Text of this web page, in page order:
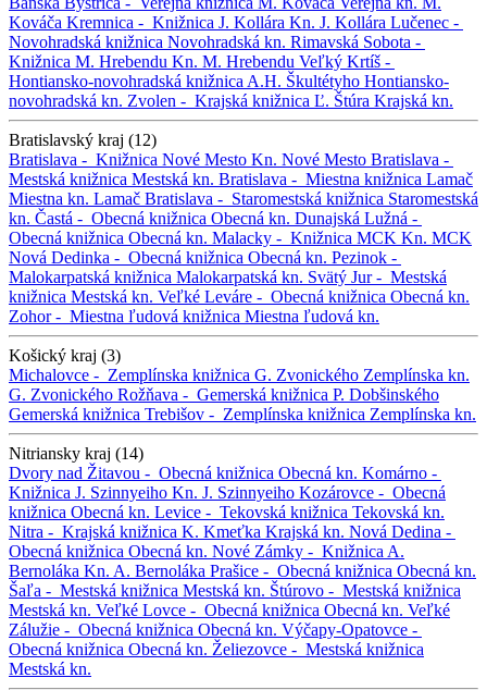
Kováča Kremnica - Knižnica J. Kollára Kn. J. Kollára Lučenec -
Novohradská knižnica Novohradská kn. Rimavská Sobota -
Knižnica M. Hrebendu Kn. M. Hrebendu Veľký Krtíš -
Hontiansko-novohradská knižnica A.H. Škultétyho Hontiansko-
novohradská kn. Zvolen - Krajská knižnica Ľ. Štúra Krajská kn.
Bratislavský kraj (12)
Bratislava - Knižnica Nové Mesto Kn. Nové Mesto Bratislava -
Mestská knižnica Mestská kn. Bratislava - Miestna knižnica Lamač
Miestna kn. Lamač Bratislava - Staromestská knižnica Staromestská
kn. Častá - Obecná knižnica Obecná kn. Dunajská Lužná -
Obecná knižnica Obecná kn. Malacky - Knižnica MCK Kn. MCK
Nová Dedinka - Obecná knižnica Obecná kn. Pezinok -
Malokarpatská knižnica Malokarpatská kn. Svätý Jur - Mestská
knižnica Mestská kn. Veľké Leváre - Obecná knižnica Obecná kn.
Zohor - Miestna ľudová knižnica Miestna ľudová kn.
Košický kraj (3)
Michalovce - Zemplínska knižnica G. Zvonického Zemplínska kn.
G. Zvonického Rožňava - Gemerská knižnica P. Dobšinského
Gemerská knižnica Trebišov - Zemplínska knižnica Zemplínska kn.
Nitriansky kraj (14)
Dvory nad Žitavou - Obecná knižnica Obecná kn. Komárno -
Knižnica J. Szinnyeiho Kn. J. Szinnyeiho Kozárovce - Obecná
knižnica Obecná kn. Levice - Tekovská knižnica Tekovská kn.
Nitra - Krajská knižnica K. Kmeťka Krajská kn. Nová Dedina -
Obecná knižnica Obecná kn. Nové Zámky - Knižnica A.
Bernoláka Kn. A. Bernoláka Prašice - Obecná knižnica Obecná kn.
Šaľa - Mestská knižnica Mestská kn. Štúrovo - Mestská knižnica
Mestská kn. Veľké Lovce - Obecná knižnica Obecná kn. Veľké
Zálužie - Obecná knižnica Obecná kn. Výčapy-Opatovce -
Obecná knižnica Obecná kn. Želiezovce - Mestská knižnica
Mestská kn.